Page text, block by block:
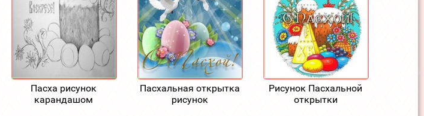
Пасха рисунок
карандашом
Пасхальная открытка
рисунок
Рисунок Пасхальной
открытки